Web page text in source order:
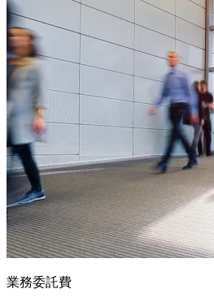
業務委託費